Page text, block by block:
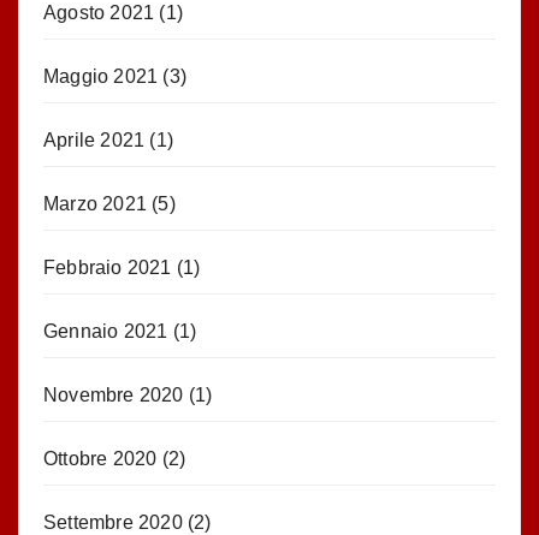
Agosto 2021 (1)
Maggio 2021 (3)
Aprile 2021 (1)
Marzo 2021 (5)
Febbraio 2021 (1)
Gennaio 2021 (1)
Novembre 2020 (1)
Ottobre 2020 (2)
Settembre 2020(2)